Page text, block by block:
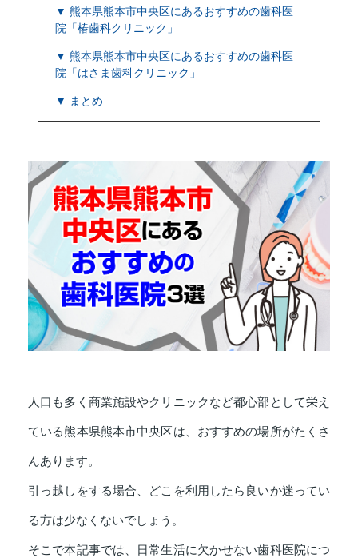
▼ 熊本県熊本市中央区にあるおすすめの歯科医
院「椿歯科クリニック」
▼ 熊本県熊本市中央区にあるおすすめの歯科医
院「はさま歯科クリニック」
▼ まとめ
人口も多く商業施設やクリニックなど都心部として栄え
ている熊本県熊本市中央区は、おすすめの場所がたくさ
んあります。
引っ越しをする場合、どこを利用したら良いか迷ってい
る方は少なくないでしょう。
そこで本記事では、日常生活に欠かせない歯科医院につ